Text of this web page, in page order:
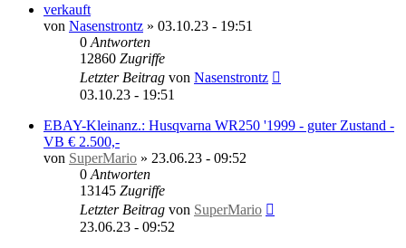
verkauft
von Nasenstrontz » 03.10.23 - 19:51
0 Antworten
12860 Zugriffe
Letzter Beitrag von Nasenstrontz
03.10.23 - 19:51
EBAY-Kleinanz.: Husqvarna WR250 '1999 - guter Zustand -
VB € 2.500,-
von SuperMario » 23.06.23 - 09:52
0 Antworten
13145 Zugriffe
Letzter Beitrag von SuperMario
23.06.23 - 09:52